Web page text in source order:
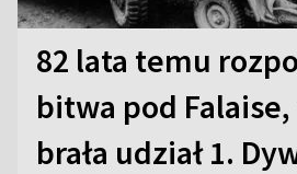
82 lata temu
bitwa pod
brała udział 1.